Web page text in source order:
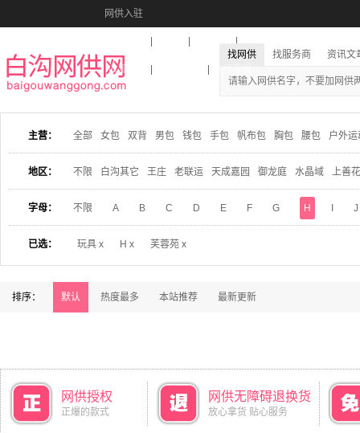
网供入驻
收藏本站
找网供 找服务商 资讯文
主营： 全部 女包 双背 男包 钱包 手包 帆布包 胸包 腰包 户外运
地区： 不限 白沟其它 王庄 老联运 天成嘉园 御龙庭 水晶域 上善
字母： 不限 A B C D E F G H J
已选： 玩具 x H x 芙蓉苑 x
排序： 默认 热度最多 本站推荐 最新更新
网供授权
正爆的款式
网供无障碍退换货
放心拿货 贴心服务